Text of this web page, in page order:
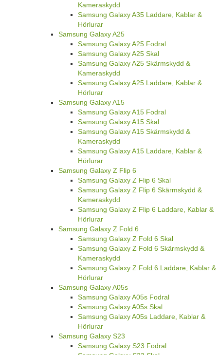
Kameraskydd
Samsung Galaxy A35 Laddare, Kablar &
Hörlurar
Samsung Galaxy A25
Samsung Galaxy A25 Fodral
Samsung Galaxy A25 Skal
Samsung Galaxy A25 Skärmskydd &
Kameraskydd
Samsung Galaxy A25 Laddare, Kablar &
Hörlurar
Samsung Galaxy A15
Samsung Galaxy A15 Fodral
Samsung Galaxy A15 Skal
Samsung Galaxy A15 Skärmskydd &
Kameraskydd
Samsung Galaxy A15 Laddare, Kablar &
Hörlurar
Samsung Galaxy Z Flip 6
Samsung Galaxy Z Flip 6 Skal
Samsung Galaxy Z Flip 6 Skärmskydd &
Kameraskydd
Samsung Galaxy Z Flip 6 Laddare, Kablar &
Hörlurar
Samsung Galaxy Z Fold 6
Samsung Galaxy Z Fold 6 Skal
Samsung Galaxy Z Fold 6 Skärmskydd &
Kameraskydd
Samsung Galaxy Z Fold 6 Laddare, Kablar &
Hörlurar
Samsung Galaxy A05s
Samsung Galaxy A05s Fodral
Samsung Galaxy A05s Skal
Samsung Galaxy A05s Laddare, Kablar &
Hörlurar
Samsung Galaxy S23
Samsung Galaxy S23 Fodral